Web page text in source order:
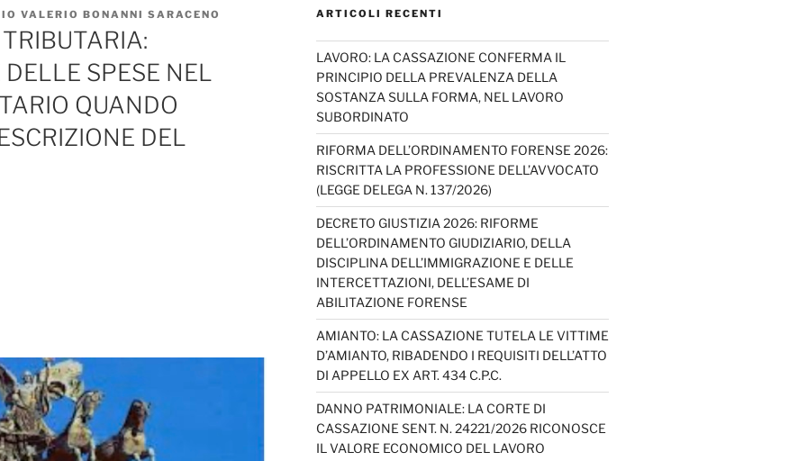
VALERIO BONANNI SARACENO
SPESE NEL
QUANDO
DEL
ARTICOLI RECENTI
LAVORO: LA CASSAZIONE CONFERMA IL
PRINCIPIO DELLA PREVALENZA DELLA
SOSTANZA SULLA FORMA, NEL LAVORO
SUBORDINATO
RIFORMA DELL’ORDINAMENTO FORENSE 2026:
RISCRITTA LA PROFESSIONE DELL’AVVOCATO
(LEGGE DELEGA N. 137/2026)
DECRETO GIUSTIZIA 2026: RIFORME
DELL’ORDINAMENTO GIUDIZIARIO, DELLA
DISCIPLINA DELL’IMMIGRAZIONE E DELLE
INTERCETTAZIONI, DELL’ESAME DI
ABILITAZIONE FORENSE
AMIANTO: LA CASSAZIONE TUTELA LE VITTIME
D’AMIANTO, RIBADENDO I REQUISITI DELL’ATTO
DI APPELLO EX ART. 434 C.P.C.
DANNO PATRIMONIALE: LA CORTE DI
CASSAZIONE SENT. N. 24221/2026 RICONOSCE
IL VALORE ECONOMICO DEL LAVORO